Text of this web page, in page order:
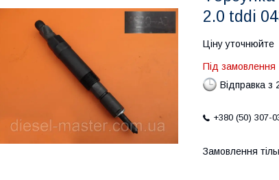
2.0 tddi
Ціну уточнюйте
Під замовлення
Відправка з
+380 (50) 307-
Замовлення